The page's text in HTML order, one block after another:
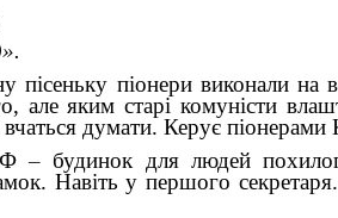
піонери виконали на
але яким старі комуністи
думати. Керує піонерами
–будинок для людей
Навіть у першого